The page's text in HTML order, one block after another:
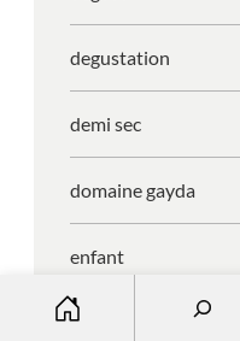
degustation
demi sec
domaine gayda
enfant
entreprise